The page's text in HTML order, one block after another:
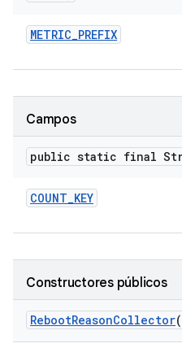
METRIC_PREFIX
Campos
public static final
COUNT_KEY
Constructores públicos
RebootReasonCollector